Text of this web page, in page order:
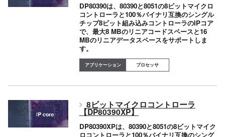
DP80390は、80390と8051の8ビットマイクロ
コントローラと100％バイナリ互換のシングル
チップ8ビット組み込みコントローラのIPコア
で、最大8 MBのリニアコードスペースと16
MBのリニアデータスペースをサポートしま
す。
プロセッサ
8ビットマイクロコントローラ
【DP80390XP】
DP80390XPは、80390と8051の8ビットマイク
ロコントローラと100％バイナリ互換のシング